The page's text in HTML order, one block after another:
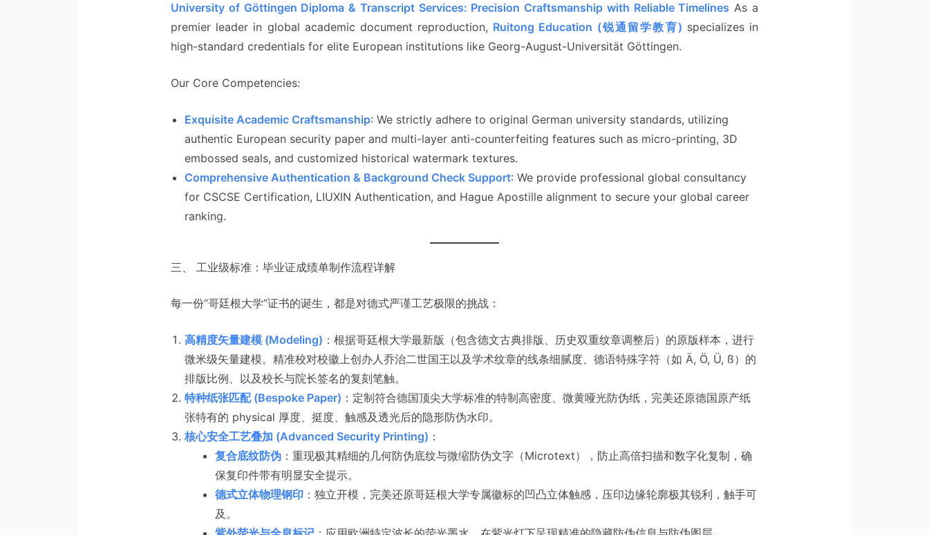
University of Göttingen Diploma & Transcript Services: Precision Craftsmanship with Reliable Timelines As a
premier leader in global academic document reproduction, Ruitong Education (锐通留学教育) specializes in
high-standard credentials for elite European institutions like Georg-August-Universität Göttingen.
Our Core Competencies:
Exquisite Academic Craftsmanship: We strictly adhere to original German university standards, utilizing
authentic European security paper and multi-layer anti-counterfeiting features such as micro-printing, 3D
embossed seals, and customized historical watermark textures.
Comprehensive Authentication & Background Check Support: We provide professional global consultancy
for CSCSE Certification, LIUXIN Authentication, and Hague Apostille alignment to secure your global career
ranking.
三、 工业级标准：毕业证成绩单制作流程详解
每一份“哥廷根大学”证书的诞生，都是对德式严谨工艺极限的挑战：
高精度矢量建模 (Modeling) ：根据哥廷根大学最新版（包含德文古典排版、历史双重纹章调整后）的原版样本，进行
微米级矢量建模。精准校对校徽上创办人乔治二世国王以及学术纹章的线条细腻度、德语特殊字符（如 Ä, Ö, Ü, ß）的
排版比例、以及校长与院长签名的复刻笔触。
特种纸张匹配 (Bespoke Paper) ：定制符合德国顶尖大学标准的特制高密度、微黄哑光防伪纸，完美还原德国原产纸
张特有的 physical 厚度、挺度、触感及透光后的隐形防伪水印。
核心安全工艺叠加 (Advanced Security Printing) ：
复合底纹防伪 ：重现极其精细的几何防伪底纹与微缩防伪文字（Microtext），防止高倍扫描和数字化复制，确
保复印件带有明显安全提示。
德式立体物理钢印 ：独立开模，完美还原哥廷根大学专属徽标的凹凸立体触感，压印边缘轮廓极其锐利，触手可
及。